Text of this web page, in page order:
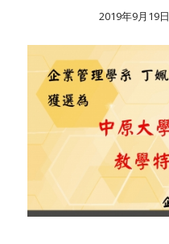
2019年9月19日